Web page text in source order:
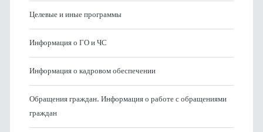
Целевые и иные программы
Информация о ГО и ЧС
Информация о кадровом обеспечении
Обращения граждан. Информация о работе с обращениями
граждан